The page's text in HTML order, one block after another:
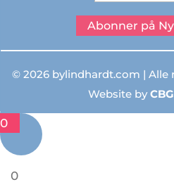
Abonner på
© 2026 bylindhardt.com | Alle
Website by
0
0